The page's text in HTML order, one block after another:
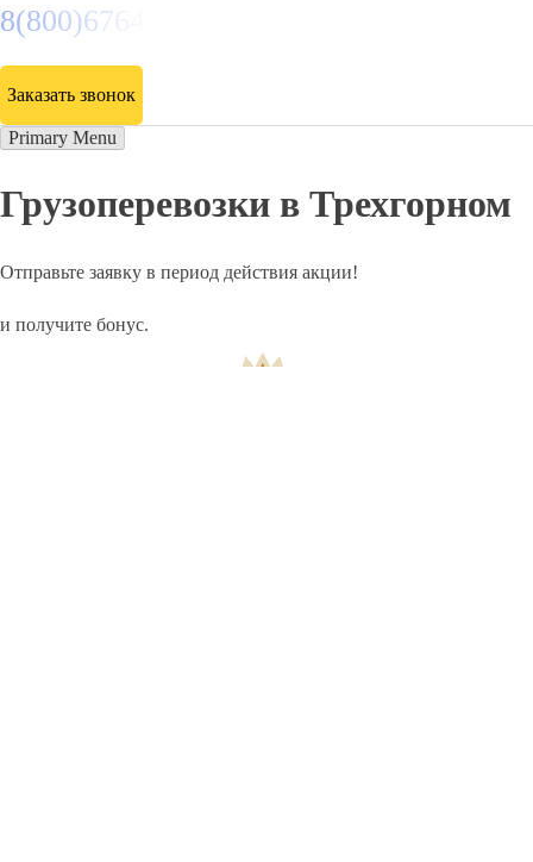
8(800)6764935
Заказать звонок
Primary Menu
Грузоперевозки в Трехгорном
Отправьте заявку в период действия акции!
и получите бонус.